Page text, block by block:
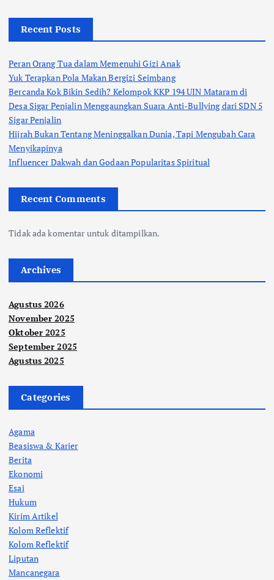
Recent Posts
Peran Orang Tua dalam Memenuhi Gizi Anak
Yuk Terapkan Pola Makan Bergizi Seimbang
Bercanda Kok Bikin Sedih? Kelompok KKP 194 UIN Mataram di
Desa Sigar Penjalin Menggaungkan Suara Anti-Bullying dari SDN 5
Sigar Penjalin
Hijrah Bukan Tentang Meninggalkan Dunia, Tapi Mengubah Cara
Menyikapinya
Influencer Dakwah dan Godaan Popularitas Spiritual
Recent Comments
Tidak ada komentar untuk ditampilkan.
Archives
Agustus 2026
November 2025
Oktober 2025
September 2025
Agustus 2025
Categories
Agama
Beasiswa & Karier
Berita
Ekonomi
Esai
Hukum
Kirim Artikel
Kolom Reflektif
Kolom Reflektif
Liputan
Mancanegara